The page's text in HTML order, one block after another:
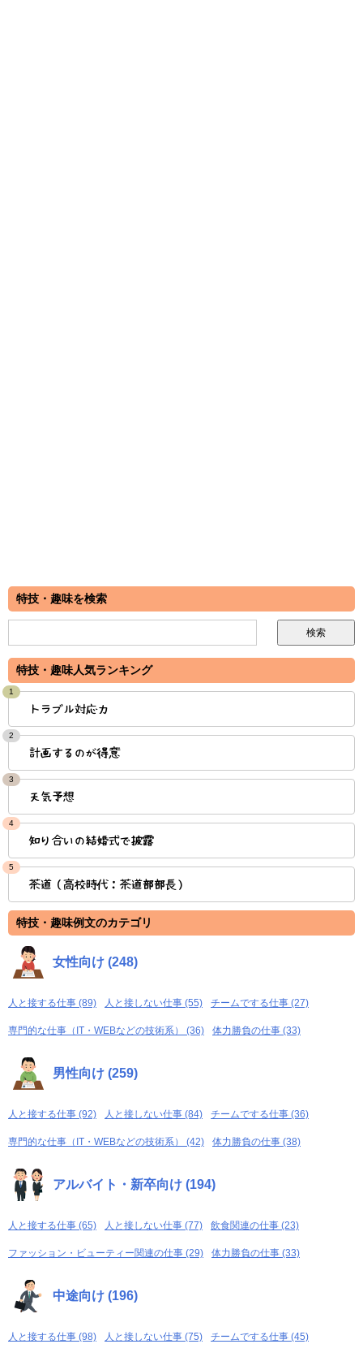
特技・趣味を検索
特技・趣味人気ランキング
1
トラブル対応力
2
計画するのが得意
3
天気予想
4
知り合いの結婚式で披露
5
茶道（高校時代：茶道部部長）
特技・趣味例文のカテゴリ
女性向け (248)
人と接する仕事 (89) 人と接しない仕事 (55) チームでする仕事 (27)
専門的な仕事（IT・WEBなどの技術系） (36) 体力勝負の仕事 (33)
男性向け (259)
人と接する仕事 (92) 人と接しない仕事 (84) チームでする仕事 (36)
専門的な仕事（IT・WEBなどの技術系） (42) 体力勝負の仕事 (38)
アルバイト・新卒向け (194)
人と接する仕事 (65) 人と接しない仕事 (77) 飲食関連の仕事 (23)
ファッション・ビューティー関連の仕事 (29) 体力勝負の仕事 (33)
中途向け (196)
人と接する仕事 (98) 人と接しない仕事 (75) チームでする仕事 (45)